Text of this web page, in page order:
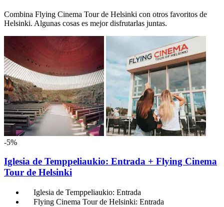
Combina Flying Cinema Tour de Helsinki con otros favoritos de
Helsinki. Algunas cosas es mejor disfrutarlas juntas.
-5%
Iglesia de Temppeliaukio: Entrada + Flying Cinema
Tour de Helsinki
Iglesia de Temppeliaukio: Entrada
Flying Cinema Tour de Helsinki: Entrada